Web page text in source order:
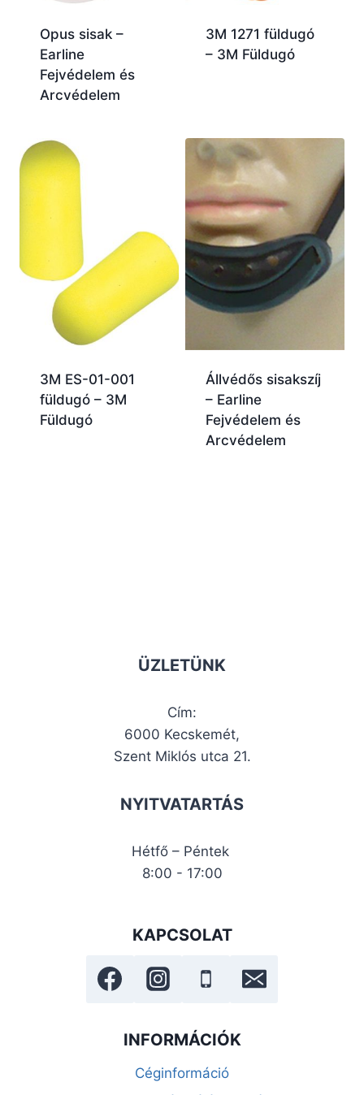
Opus sisak –
Earline
Fejvédelem és
Arcvédelem
3M 1271 füldugó
– 3M Füldugó
3M ES-01-001
füldugó – 3M
Füldugó
Állvédős sisakszíj
– Earline
Fejvédelem és
Arcvédelem
ÜZLETÜNK
Cím:
6000 Kecskemét,
Szent Miklós utca 21.
NYITVATARTÁS
Hétfő – Péntek
8:00 - 17:00
KAPCSOLAT
INFORMÁCIÓK
Céginformáció